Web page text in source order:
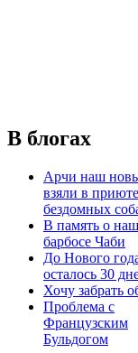
В блогах
Арчи наш
взяли в приюте
бездомных
В память о
барбосе Чаби
До Нового
осталось 30
Хочу забрать
Проблема с
Французским
Бульдогом